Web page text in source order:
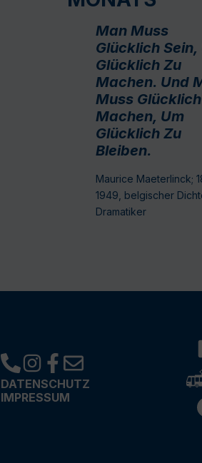
Man Muss
Glücklich Sein,
Glücklich Zu
Machen. Und
Muss Glücklich
Machen, Um
Glücklich Zu
Bleiben.
Maurice Maeterlinck;
1949, belgischer
Dramatiker
DATENSCHUTZ
IMPRESSUM